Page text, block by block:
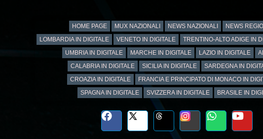
HOME PAGE MUX NAZIONALI NEWS NAZIONALI NEWS
LOMBARDIA IN DIGITALE
VENETO IN DIGITALE TRENTINO-ALTO ADIGE IN
UMBRIA IN DIGITALE
MARCHE IN DIGITALE LAZIO IN DIGITALE
CALABRIA IN DIGITALE
SICILIA IN DIGITALE SARDEGNA IN
CROAZIA IN DIGITALE
FRANCIA E PRINCIPATO DI MONACO IN
SPAGNA IN DIGITALE
SVIZZERA IN DIGITALE BRASILE IN